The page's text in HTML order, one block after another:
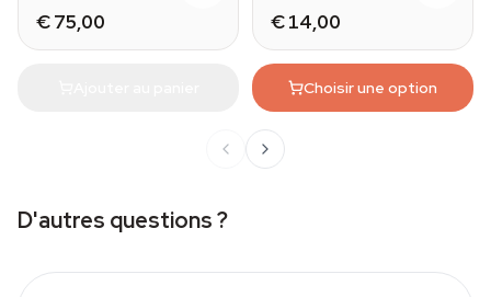
€ 75,00 € 14,00
Choisir une option
D'autres questions ?